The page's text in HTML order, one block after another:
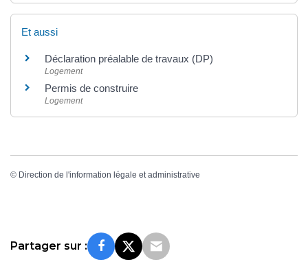
Et aussi
Déclaration préalable de travaux (DP)
Logement
Permis de construire
Logement
© Direction de l'information légale et administrative
Partager sur :